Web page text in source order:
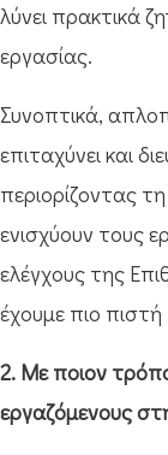
λύνει πρακτικά
εργασίας.
Συνοπτικά,
επιταχύνει και
περιορίζοντας
ενισχύουν τους
ελέγχους της
έχουμε πιο
2. Με ποιον
εργαζόμενους